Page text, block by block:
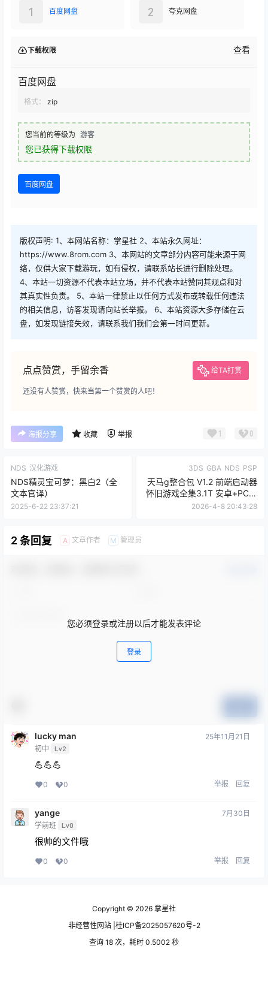
百度网盘
1 夸克网盘
2
下载权限 查看
百度网盘
格式： zip
您当前的等级为 游客
您已获得下载权限
百度网盘
版权声明: 1、本网站名称：掌星社 2、本站永久网址：
https://www.8rom.com 3、本网站的文章部分内容可能来源于网
络，仅供大家下载游玩，如有侵权，请联系站长进行删除处理。
4、本站一切资源不代表本站立场，并不代表本站赞同其观点和对
其真实性负责。 5、本站一律禁止以任何方式发布或转载任何违法
的相关信息，访客发现请向站长举报。 6、本站资源大多存储在云
盘，如发现链接失效，请联系我们我们会第一时间更新。
点点赞赏，手留余香 给TA打赏
还没有人赞赏，快来当第一个赞赏的人吧！
海报分享 收藏 举报 1 0
NDS 汉化游戏
NDS精灵宝可梦：黑白2（全
文本官译）
2025-6-22 23:37:21
3DS GBA NDS PSP
天马g整合包 V1.2 前端启动器
怀旧游戏全集3.1T 安卓+PC版
附安装教程
2026-4-8 20:43:28
2 条回复 A 文章作者 M 管理员
您必须登录或注册以后才能发表评论
登录
lucky man
初中 Lv2
25年11月21日
💪💪💪
0 0 举报 回复
yange
学前班 Lv0
7月30日
很帅的文件哦
0 0 举报 回复
Copyright © 2026 掌星社
非经营性网站 |桂ICP备2025057620号-2
查询 18 次，耗时 0.5002 秒